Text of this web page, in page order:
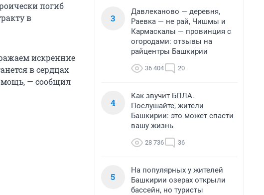
погиб
в
искренние
в сердцах
— сообщил
3
Давлеканово — деревня,
Раевка — не рай, Чишмы и
Кармаскалы — провинция с
огородами: отзывы на
райцентры Башкирии
36 404 20
4
Как звучит БПЛА.
Послушайте, жители
Башкирии: это может спасти
вашу жизнь
28 736 36
5
На популярных у жителей
Башкирии озерах открыли
бассейн, но туристы